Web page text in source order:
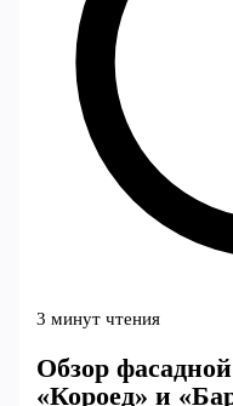
3 минут чтения
Обзор
«Короед» и